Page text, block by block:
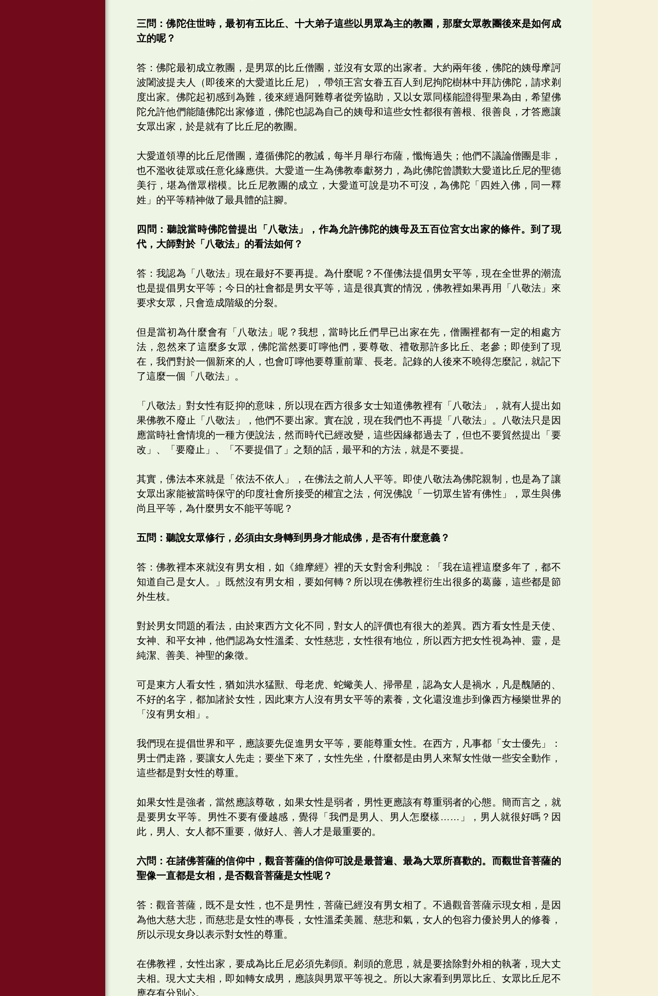
三問：佛陀住世時，最初有五比丘、十大弟子這些以男眾為主的教團，那麼女眾教團後來是如何成
立的呢？
答：佛陀最初成立教團，是男眾的比丘僧團，並沒有女眾的出家者。大約兩年後，佛陀的姨母摩訶
波闍波提夫人（即後來的大愛道比丘尼），帶領王宮女眷五百人到尼拘陀樹林中拜訪佛陀，請求剃
度出家。佛陀起初感到為難，後來經過阿難尊者從旁協助，又以女眾同樣能證得聖果為由，希望佛
陀允許他們能隨佛陀出家修道，佛陀也認為自己的姨母和這些女性都很有善根、很善良，才答應讓
女眾出家，於是就有了比丘尼的教團。
大愛道領導的比丘尼僧團，遵循佛陀的教誡，每半月舉行布薩，懺悔過失；他們不議論僧團是非，
也不濫收徒眾或任意化緣應供。大愛道一生為佛教奉獻努力，為此佛陀曾讚歎大愛道比丘尼的聖德
美行，堪為僧眾楷模。比丘尼教團的成立，大愛道可說是功不可沒，為佛陀「四姓入佛，同一釋
姓」的平等精神做了最具體的註腳。
四問：聽說當時佛陀曾提出「八敬法」，作為允許佛陀的姨母及五百位宮女出家的條件。到了現
代，大師對於「八敬法」的看法如何？
答：我認為「八敬法」現在最好不要再提。為什麼呢？不僅佛法提倡男女平等，現在全世界的潮流
也是提倡男女平等；今日的社會都是男女平等，這是很真實的情況，佛教裡如果再用「八敬法」來
要求女眾，只會造成階級的分裂。
但是當初為什麼會有「八敬法」呢？我想，當時比丘們早已出家在先，僧團裡都有一定的相處方
法，忽然來了這麼多女眾，佛陀當然要叮嚀他們，要尊敬、禮敬那許多比丘、老參；即使到了現
在，我們對於一個新來的人，也會叮嚀他要尊重前輩、長老。記錄的人後來不曉得怎麼記，就記下
了這麼一個「八敬法」。
「八敬法」對女性有貶抑的意味，所以現在西方很多女士知道佛教裡有「八敬法」，就有人提出如
果佛教不廢止「八敬法」，他們不要出家。實在說，現在我們也不再提「八敬法」。八敬法只是因
應當時社會情境的一種方便說法，然而時代已經改變，這些因緣都過去了，但也不要貿然提出「要
改」、「要廢止」、「不要提倡了」之類的話，最平和的方法，就是不要提。
其實，佛法本來就是「依法不依人」，在佛法之前人人平等。即使八敬法為佛陀親制，也是為了讓
女眾出家能被當時保守的印度社會所接受的權宜之法，何況佛說「一切眾生皆有佛性」，眾生與佛
尚且平等，為什麼男女不能平等呢？
五問：聽說女眾修行，必須由女身轉到男身才能成佛，是否有什麼意義？
答：佛教裡本來就沒有男女相，如《維摩經》裡的天女對舍利弗說：「我在這裡這麼多年了，都不
知道自己是女人。」既然沒有男女相，要如何轉？所以現在佛教裡衍生出很多的葛藤，這些都是節
外生枝。
對於男女問題的看法，由於東西方文化不同，對女人的評價也有很大的差異。西方看女性是天使、
女神、和平女神，他們認為女性溫柔、女性慈悲，女性很有地位，所以西方把女性視為神、靈，是
純潔、善美、神聖的象徵。
可是東方人看女性，猶如洪水猛獸、母老虎、蛇蠍美人、掃帚星，認為女人是禍水，凡是醜陋的、
不好的名字，都加諸於女性，因此東方人沒有男女平等的素養，文化還沒進步到像西方極樂世界的
「沒有男女相」。
我們現在提倡世界和平，應該要先促進男女平等，要能尊重女性。在西方，凡事都「女士優先」：
男士們走路，要讓女人先走；要坐下來了，女性先坐，什麼都是由男人來幫女性做一些安全動作，
這些都是對女性的尊重。
如果女性是強者，當然應該尊敬，如果女性是弱者，男性更應該有尊重弱者的心態。簡而言之，就
是要男女平等。男性不要有優越感，覺得「我們是男人、男人怎麼樣……」，男人就很好嗎？因
此，男人、女人都不重要，做好人、善人才是最重要的。
六問：在諸佛菩薩的信仰中，觀音菩薩的信仰可說是最普遍、最為大眾所喜歡的。而觀世音菩薩的
聖像一直都是女相，是否觀音菩薩是女性呢？
答：觀音菩薩，既不是女性，也不是男性，菩薩已經沒有男女相了。不過觀音菩薩示現女相，是因
為他大慈大悲，而慈悲是女性的專長，女性溫柔美麗、慈悲和氣，女人的包容力優於男人的修養，
所以示現女身以表示對女性的尊重。
在佛教裡，女性出家，要成為比丘尼必須先剃頭。剃頭的意思，就是要捨除對外相的執著，現大丈
夫相。現大丈夫相，即如轉女成男，應該與男眾平等視之。所以大家看到男眾比丘、女眾比丘尼不
應存有分別心。